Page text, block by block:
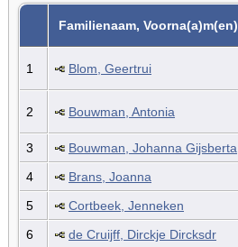
Familienaam, Voorna(a)m(en)
1 Blom, Geertrui
2 Bouwman, Antonia
3 Bouwman, Johanna Gijsberta
4
Brans, Joanna
5
Cortbeek, Jenneken
6
de Cruijff, Dirckje Dircksdr